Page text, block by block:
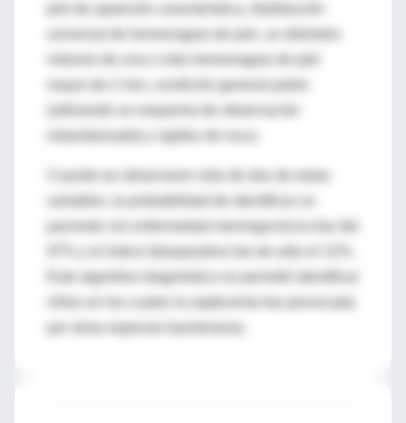
piel de aparición característica, distribución
universal de hemorragias de piel, un diámetro
máximo de una o más hemorragias de piel
mayor de 2 mm, condición general pobre
(utilizando un esquema de observación
estandarizado) y rigidez de nuca.
paciente con enfermedad meningocócica fue del
Este algoritmo diagnóstico no permitió identificar